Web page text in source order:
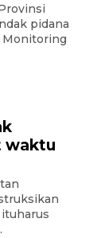
pidana
Monitoring
waktu